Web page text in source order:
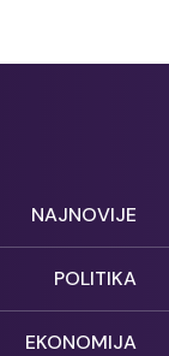
NAJNOVIJE
POLITIKA
EKONOMIJA